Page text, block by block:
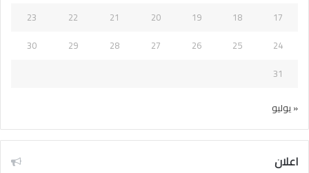
17
18
19
20
21
22
23
24
25
26
27
28
29
30
31
« يوليو
اعلان